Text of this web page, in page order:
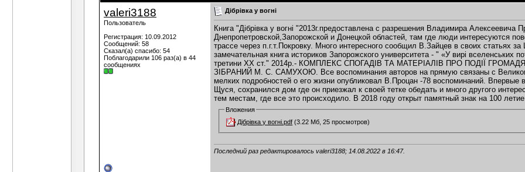
valeri3188
Пользователь
Регистрация: 10.09.2012
Сообщений: 58
Сказал(а) спасибо: 54
Поблагодарили 106 раз(а) в 44
сообщениях
Дібрівка у вогні
Книга "Дібрівка у вогні "2013г.предоставлена с разрешения Владимира
Днепропетровской,Запорожской и Донецкой областей, там где люди интересуются
трассе через п.г.т.Покровку. Много интересного сообщил В.Зайцев в своих статьях
замечательная книга историков Запорожского университета - " «У вирі вселенських
третини XX ст." 2014р.- КОМПЛЕКС СПОГАДІВ ТА МАТЕРІАЛІВ ПРО ПОДІЇ
ЗІБРАНИЙ М. С. САМУХОЮ. Все воспоминания авторов на прямую связаны с
мелких подробностей о его жизни опубликовал В.Процан -78 воспоминаний.
Щуся, сохранился дом где он приезжал к своей тетке обедать и много другого
тем местам, где все это происходило. В 2018 году открыт памятный знак на 100
Вложения
Дібрівка у вогні.pdf (3.22 Мб, 25 просмотров)
Последний раз редактировалось valeri3188; 14.08.2022 в 16:47.